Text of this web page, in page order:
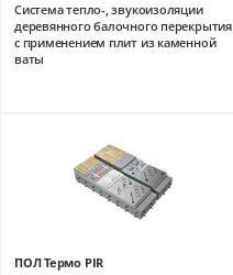
Система тепло-, звукоизоляции
деревянного балочного перекрытия
с применением плит из каменной
ваты
ПОЛ Термо PIR